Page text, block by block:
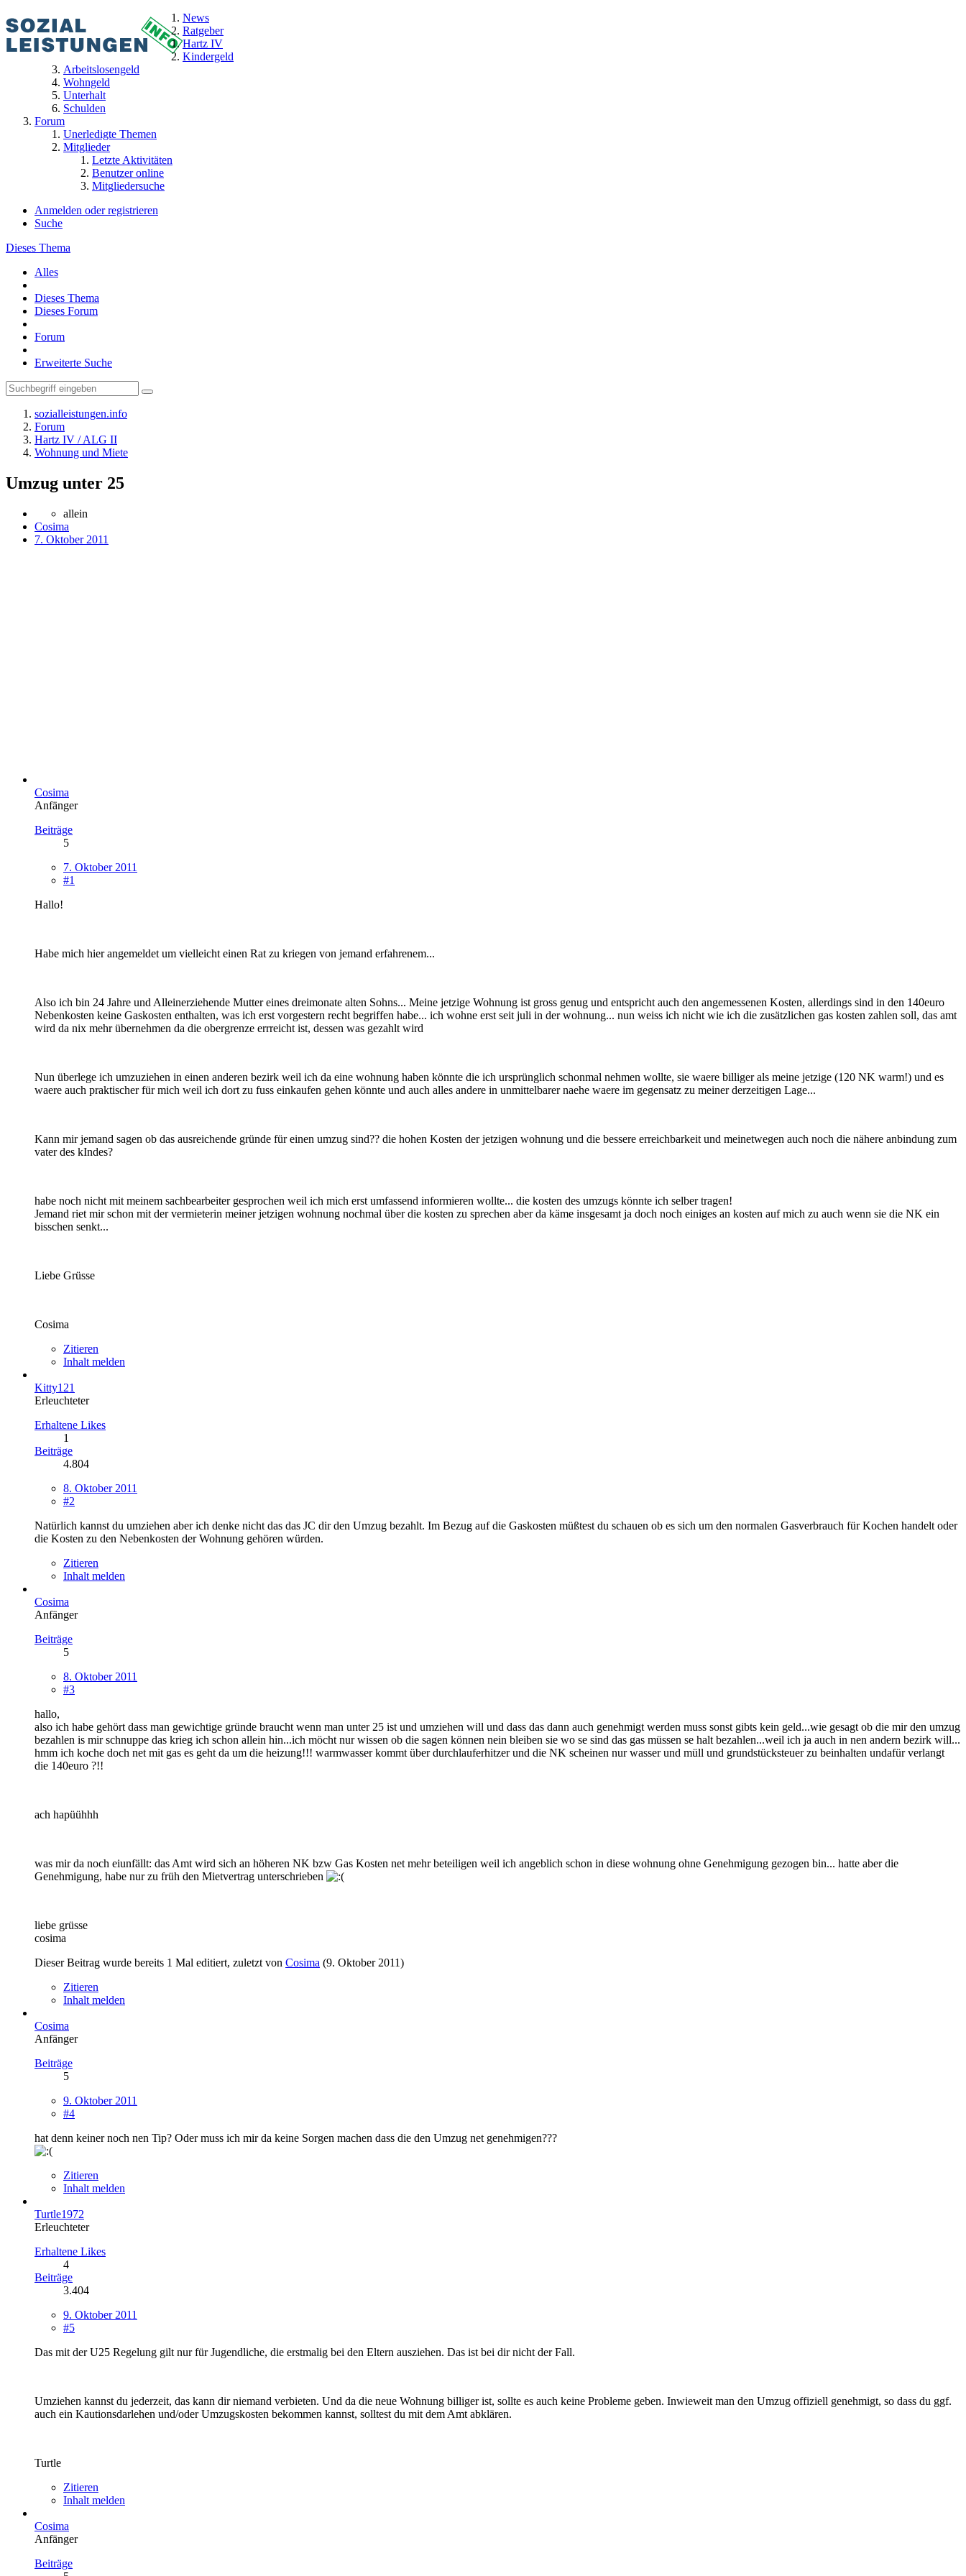
News
Ratgeber
Hartz IV
Kindergeld
Arbeitslosengeld
Wohngeld
Unterhalt
Schulden
Forum
Unerledigte Themen
Mitglieder
Letzte Aktivitäten
Benutzer online
Mitgliedersuche
Anmelden oder registrieren
Suche
Dieses Thema
Alles
Dieses Thema
Dieses Forum
Forum
Erweiterte Suche
sozialleistungen.info
Forum
Hartz IV / ALG II
Wohnung und Miete
Umzug unter 25
allein
Cosima
7. Oktober 2011
Cosima
Anfänger
Beiträge
5
7. Oktober 2011
#1
Hallo!
Habe mich hier angemeldet um vielleicht einen Rat zu kriegen von jemand erfahrenem...
Also ich bin 24 Jahre und Alleinerziehende Mutter eines dreimonate alten Sohns... Meine jetzige Wohnung ist gross genug und entspricht auch den angemessenen Kosten, allerdings sind in den 140euro
Nebenkosten keine Gaskosten enthalten, was ich erst vorgestern recht begriffen habe... ich wohne erst seit juli in der wohnung... nun weiss ich nicht wie ich die zusätzlichen gas kosten zahlen soll, das amt
wird da nix mehr übernehmen da die obergrenze errreicht ist, dessen was gezahlt wird
Nun überlege ich umzuziehen in einen anderen bezirk weil ich da eine wohnung haben könnte die ich ursprünglich schonmal nehmen wollte, sie waere billiger als meine jetzige (120 NK warm!) und es
waere auch praktischer für mich weil ich dort zu fuss einkaufen gehen könnte und auch alles andere in unmittelbarer naehe waere im gegensatz zu meiner derzeitigen Lage...
Kann mir jemand sagen ob das ausreichende gründe für einen umzug sind?? die hohen Kosten der jetzigen wohnung und die bessere erreichbarkeit und meinetwegen auch noch die nähere anbindung zum
vater des kIndes?
habe noch nicht mit meinem sachbearbeiter gesprochen weil ich mich erst umfassend informieren wollte... die kosten des umzugs könnte ich selber tragen!
Jemand riet mir schon mit der vermieterin meiner jetzigen wohnung nochmal über die kosten zu sprechen aber da käme insgesamt ja doch noch einiges an kosten auf mich zu auch wenn sie die NK ein
bisschen senkt...
Liebe Grüsse
Cosima
Zitieren
Inhalt melden
Kitty121
Erleuchteter
Erhaltene Likes
1
Beiträge
4.804
8. Oktober 2011
#2
Natürlich kannst du umziehen aber ich denke nicht das das JC dir den Umzug bezahlt. Im Bezug auf die Gaskosten müßtest du schauen ob es sich um den normalen Gasverbrauch für Kochen handelt oder
die Kosten zu den Nebenkosten der Wohnung gehören würden.
Zitieren
Inhalt melden
Cosima
Anfänger
Beiträge
5
8. Oktober 2011
#3
hallo,
also ich habe gehört dass man gewichtige gründe braucht wenn man unter 25 ist und umziehen will und dass das dann auch genehmigt werden muss sonst gibts kein geld...wie gesagt ob die mir den umzug
bezahlen is mir schnuppe das krieg ich schon allein hin...ich möcht nur wissen ob die sagen können nein bleiben sie wo se sind das gas müssen se halt bezahlen...weil ich ja auch in nen andern bezirk will...
hmm ich koche doch net mit gas es geht da um die heizung!!! warmwasser kommt über durchlauferhitzer und die NK scheinen nur wasser und müll und grundstücksteuer zu beinhalten undafür verlangt
die 140euro ?!!
ach hapüühhh
was mir da noch eiunfällt: das Amt wird sich an höheren NK bzw Gas Kosten net mehr beteiligen weil ich angeblich schon in diese wohnung ohne Genehmigung gezogen bin... hatte aber die
Genehmigung, habe nur zu früh den Mietvertrag unterschrieben
liebe grüsse
cosima
Dieser Beitrag wurde bereits 1 Mal editiert, zuletzt von Cosima (9. Oktober 2011)
Zitieren
Inhalt melden
Cosima
Anfänger
Beiträge
5
9. Oktober 2011
#4
hat denn keiner noch nen Tip? Oder muss ich mir da keine Sorgen machen dass die den Umzug net genehmigen???
Zitieren
Inhalt melden
Turtle1972
Erleuchteter
Erhaltene Likes
4
Beiträge
3.404
9. Oktober 2011
#5
Das mit der U25 Regelung gilt nur für Jugendliche, die erstmalig bei den Eltern ausziehen. Das ist bei dir nicht der Fall.
Umziehen kannst du jederzeit, das kann dir niemand verbieten. Und da die neue Wohnung billiger ist, sollte es auch keine Probleme geben. Inwieweit man den Umzug offiziell genehmigt, so dass du ggf.
auch ein Kautionsdarlehen und/oder Umzugskosten bekommen kannst, solltest du mit dem Amt abklären.
Turtle
Zitieren
Inhalt melden
Cosima
Anfänger
Beiträge